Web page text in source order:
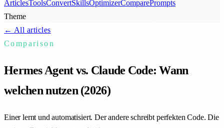
ArticlesToolsConvertSkillsOptimizerComparePrompts
Theme
← All articles
Comparison
Hermes Agent vs. Claude Code: Wann
welchen nutzen (2026)
Einer lernt und automatisiert. Der andere schreibt perfekten Code. Die